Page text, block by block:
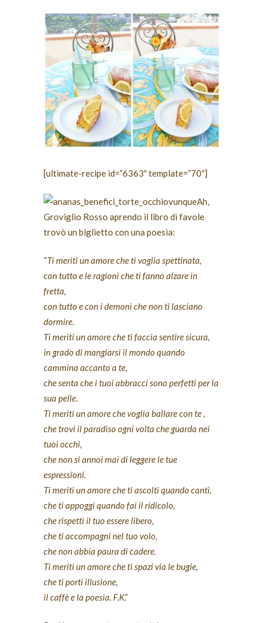
[ultimate-recipe id=”6363″ template=”70″]
Ah,
Groviglio Rosso aprendo il libro di favole
trovò un biglietto con una poesia:
“Ti meriti un amore che ti voglia spettinata,
con tutto e le ragioni che ti fanno alzare in
fretta,
con tutto e con i demoni che non ti lasciano
dormire.
Ti meriti un amore che ti faccia sentire sicura,
in grado di mangiarsi il mondo quando
cammina accanto a te,
che senta che i tuoi abbracci sono perfetti per la
sua pelle.
Ti meriti un amore che voglia ballare con te ,
che trovi il paradiso ogni volta che guarda nei
tuoi occhi,
che non si annoi mai di leggere le tue
espressioni.
Ti meriti un amore che ti ascolti quando canti,
che ti appoggi quando fai il ridicolo,
che rispetti il tuo essere libero,
che ti accompagni nel tuo volo,
che non abbia paura di cadere.
Ti meriti un amore che ti spazi via le bugie,
che ti porti illusione,
il caffè e la poesia. F.K.”